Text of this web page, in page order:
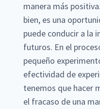
manera más
bien, es una
puede conducir a la
futuros. En el
pequeño
efectividad de
tenemos que hacer
el fracaso de una